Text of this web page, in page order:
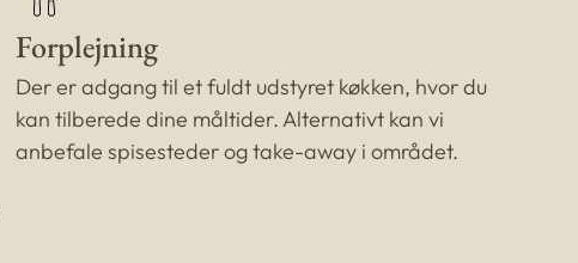
Forplejning
Der er adgang til et fuldt udstyret køkken, hvor du
kan tilberede dine måltider. Alternativt kan vi
anbefale spisesteder og take-away i området.